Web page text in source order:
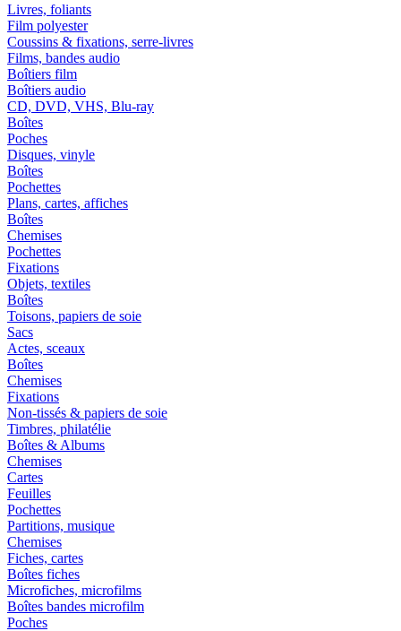
Livres, foliants
Film polyester
Coussins & fixations, serre-livres
Films, bandes audio
Boîtiers film
Boîtiers audio
CD, DVD, VHS, Blu-ray
Boîtes
Poches
Disques, vinyle
Boîtes
Pochettes
Plans, cartes, affiches
Boîtes
Chemises
Pochettes
Fixations
Objets, textiles
Boîtes
Toisons, papiers de soie
Sacs
Actes, sceaux
Boîtes
Chemises
Fixations
Non-tissés & papiers de soie
Timbres, philatélie
Boîtes & Albums
Chemises
Cartes
Feuilles
Pochettes
Partitions, musique
Chemises
Fiches, cartes
Boîtes fiches
Microfiches, microfilms
Boîtes bandes microfilm
Poches